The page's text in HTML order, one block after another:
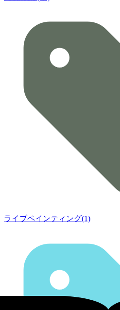
ライブペインティング(1)